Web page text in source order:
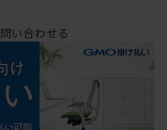
い合わせる